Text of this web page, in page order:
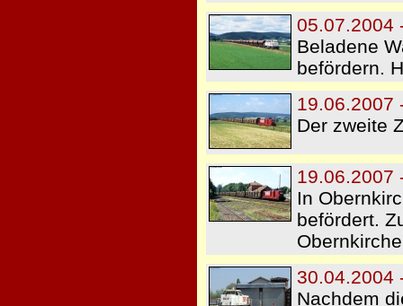
05.07.2004
Beladene
befördern.
19.06.2007
Der zweite
19.06.2007
In
befördert.
30.04.2004
Nachdem